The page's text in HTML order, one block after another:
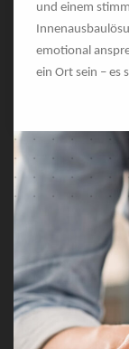
und einem
emotional
ein Ort sein – es